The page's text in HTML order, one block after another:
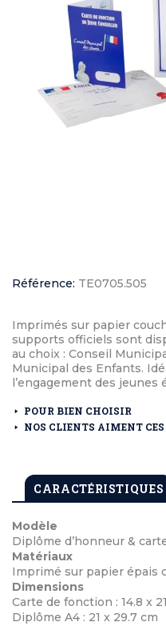
Référence: TE0705.505
Imprimés sur papier
supports officiels sont
au choix : Conseil
Municipal des Enfants.
l’engagement des jeunes
POUR BIEN CHOISIR
NOS CLIENTS AIMENT
CARACTÉRISTIQUES
Modèle
Diplôme d’honneur &
Matériaux
Imprimé sur papier épais
Dimensions
Carte de fonction : 14.8 x
Diplôme A4 : 21 x 29.7 cm